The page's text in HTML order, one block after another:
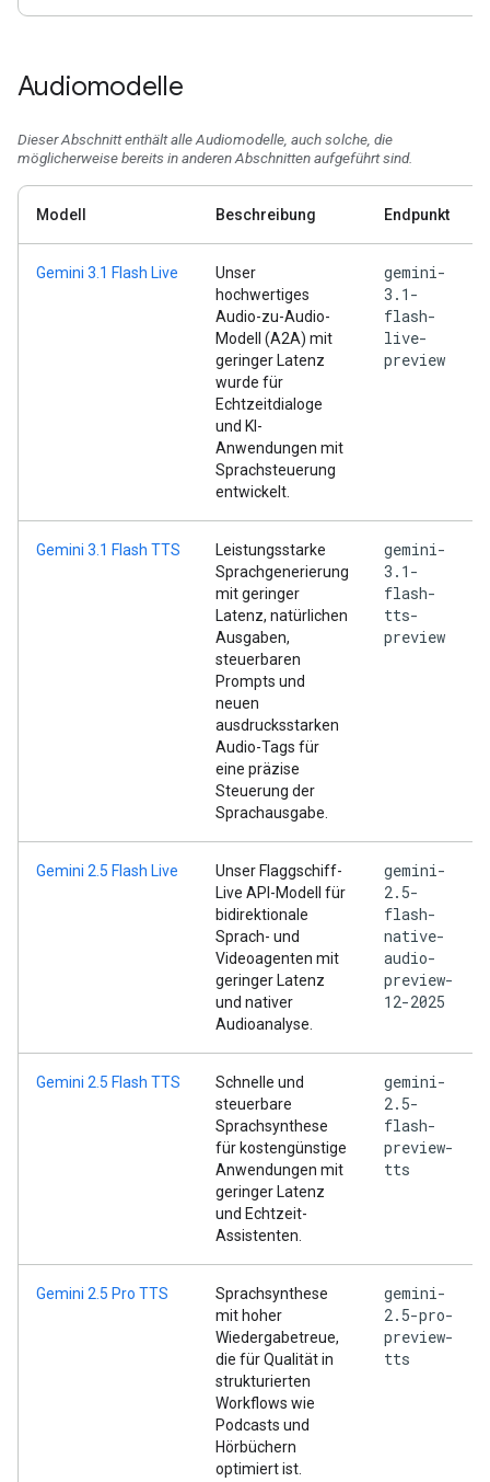
Audiomodelle
Dieser Abschnitt enthält alle Audiomodelle, auch solche, die
möglicherweise bereits in anderen Abschnitten aufgeführt sind.
Modell Beschreibung Endpunkt
Gemini 3.1 Flash Live
Unser
hochwertiges
Audio-zu-Audio-
Modell (A2A) mit
geringer Latenz
wurde für
Echtzeitdialoge
und KI-
Anwendungen mit
Sprachsteuerung
entwickelt.
gemini-
3.1-
flash-
live-
preview
Gemini 3.1 Flash TTS
Leistungsstarke
Sprachgenerierung
mit geringer
Latenz, natürlichen
Ausgaben,
steuerbaren
Prompts und
neuen
ausdrucksstarken
Audio-Tags für
eine präzise
Steuerung der
Sprachausgabe.
gemini-
3.1-
flash-
tts-
preview
Gemini 2.5 Flash Live
Unser Flaggschiff-
Live API-Modell für
bidirektionale
Sprach- und
Videoagenten mit
geringer Latenz
und nativer
Audioanalyse.
gemini-
2.5-
flash-
native-
audio-
preview-
12-2025
Gemini 2.5 Flash TTS
Schnelle und
steuerbare
Sprachsynthese
für kostengünstige
Anwendungen mit
geringer Latenz
und Echtzeit-
Assistenten.
gemini-
2.5-
flash-
preview-
tts
Gemini 2.5 Pro TTS
Sprachsynthese
mit hoher
Wiedergabetreue,
die für Qualität in
strukturierten
Workflows wie
Podcasts und
Hörbüchern
optimiert ist.
gemini-
2.5-pro-
preview-
tts